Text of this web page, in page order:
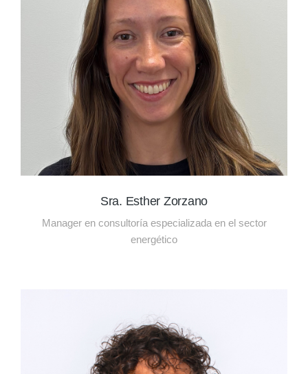
Sra. Esther Zorzano
Manager en consultoría especializada en el sector
energético